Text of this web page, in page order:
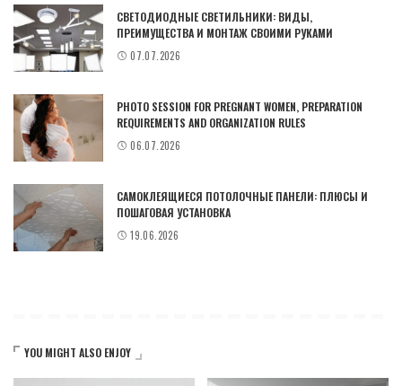
СВЕТОДИОДНЫЕ СВЕТИЛЬНИКИ: ВИДЫ,
ПРЕИМУЩЕСТВА И МОНТАЖ СВОИМИ РУКАМИ
07.07.2026
PHOTO SESSION FOR PREGNANT WOMEN, PREPARATION
REQUIREMENTS AND ORGANIZATION RULES
06.07.2026
САМОКЛЕЯЩИЕСЯ ПОТОЛОЧНЫЕ ПАНЕЛИ: ПЛЮСЫ И
ПОШАГОВАЯ УСТАНОВКА
19.06.2026
YOU MIGHT ALSO ENJOY